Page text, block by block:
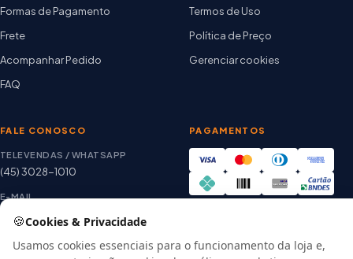
Formas de Pagamento
Frete
Acompanhar Pedido
FAQ
Termos de Uso
Política de Preço
Gerenciar cookies
FALE CONOSCO
TELEVENDAS / WHATSAPP
(45) 3028-1010
E-MAIL
thiago@artetintas.com.br
Seg. a Sex. 8h às 18h
PAGAMENTOS
Google Safe Browsing
🍪Cookies & Privacidade
Usamos cookies essenciais para o funcionamento da loja e,